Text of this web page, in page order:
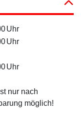
Uhr
Uhr
Uhr
nur nach
möglich!